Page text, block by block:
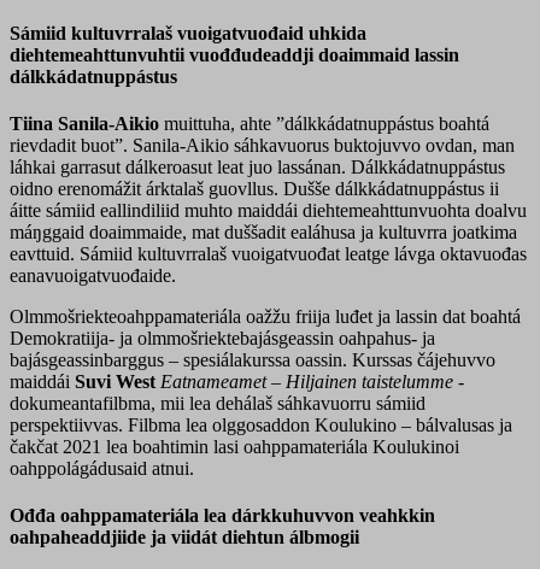
Sámiid kultuvrralaš vuoigatvuođaid uhkida
diehtemeahttunvuhtii vuođđudeaddji doaimmaid lassin
dálkkádatnuppástus
Tiina Sanila-Aikio muittuha, ahte ”dálkkádatnuppástus boahtá
rievdadit buot”. Sanila-Aikio sáhkavuorus buktojuvvo ovdan, man
láhkai garrasut dálkeroasut leat juo lassánan. Dálkkádatnuppástus
oidno erenomážit árktalaš guovllus. Dušše dálkkádatnuppástus ii
áitte sámiid eallindiliid muhto maiddái diehtemeahttunvuohta doalvu
máŋggaid doaimmaide, mat duššadit ealáhusa ja kultuvrra joatkima
eavttuid. Sámiid kultuvrralaš vuoigatvuođat leatge lávga oktavuođas
eanavuoigatvuođaide.
Olmmošriekteoahppamateriála oažžu friija luđet ja lassin dat boahtá
Demokratiija- ja olmmošriektebajásgeassin oahpahus- ja
bajásgeassinbarggus – spesiálakurssa oassin. Kurssas čájehuvvo
maiddái Suvi West Eatnameamet – Hiljainen taistelumme -
dokumeantafilbma, mii lea dehálaš sáhkavuorru sámiid
perspektiivvas. Filbma lea olggosaddon Koulukino – bálvalusas ja
čakčat 2021 lea boahtimin lasi oahppamateriála Koulukinoi
oahppolágádusaid atnui.
Ođđa oahppamateriála lea dárkkuhuvvon veahkkin
oahpaheaddjiide ja viidát diehtun álbmogii